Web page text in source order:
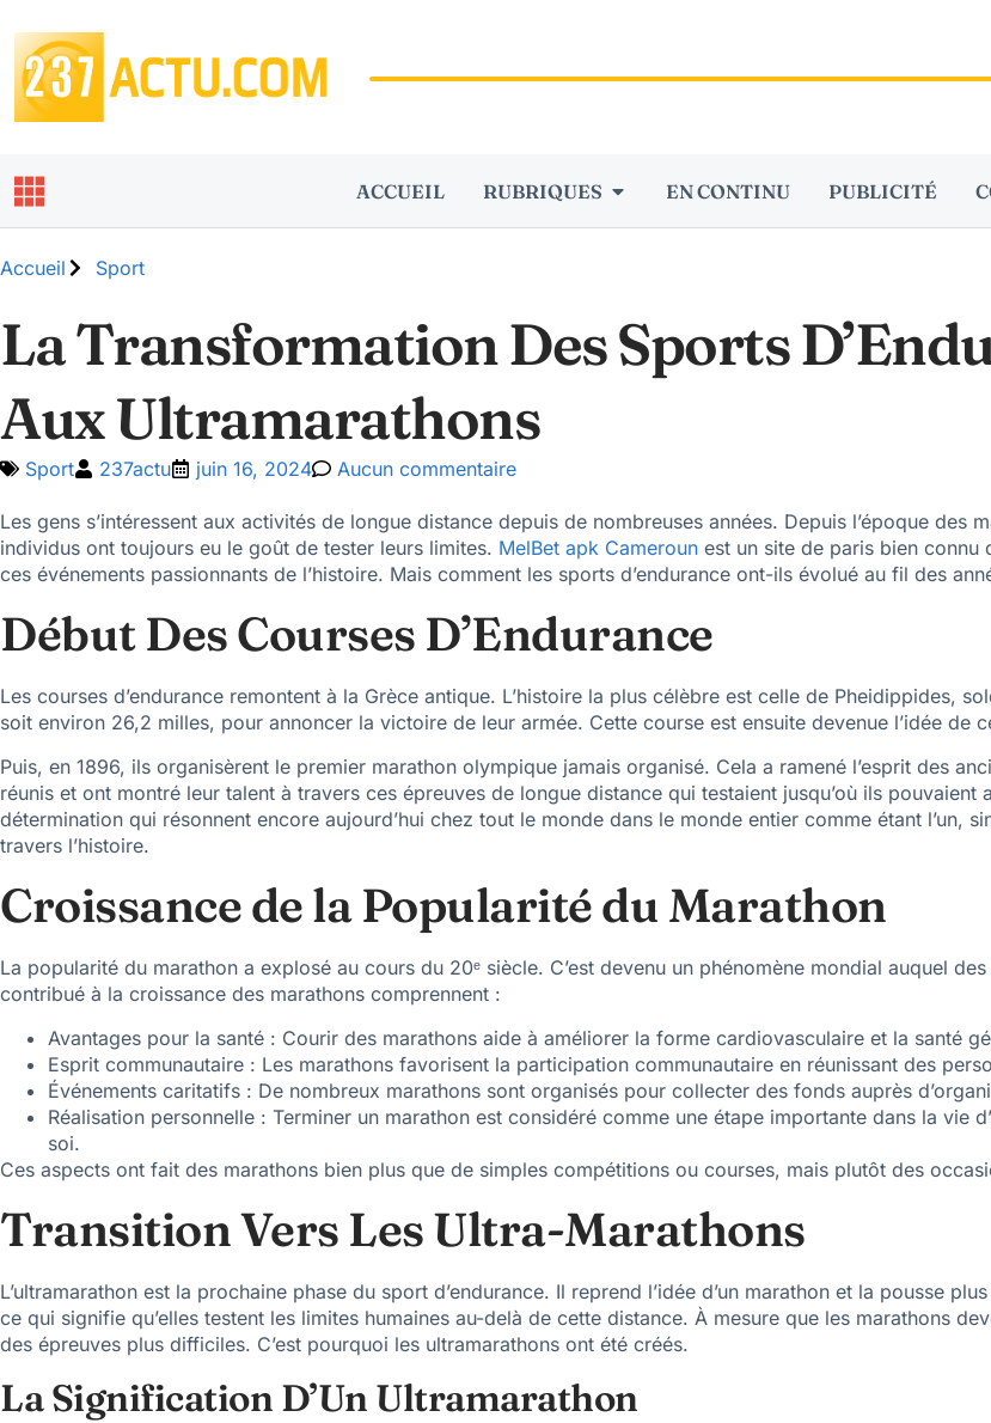
ACCUEIL RUBRIQUES EN CONTINU PUBLICITÉ
Accueil Sport
La Transformation Des Sports
Aux Ultramarathons
Sport 237actu juin 16, 2024 Aucun commentaire
Les gens s’intéressent aux activités de longue distance depuis de nombreuses années. Depuis l’époque des
individus ont toujours eu le goût de tester leurs limites. MelBet apk Cameroun est un site de paris bien
ces événements passionnants de l’histoire. Mais comment les sports d’endurance ont-ils évolué au fil des
Début Des Courses D’Endurance
Les courses d’endurance remontent à la Grèce antique. L’histoire la plus célèbre est celle de Pheidippides,
soit environ 26,2 milles, pour annoncer la victoire de leur armée. Cette course est ensuite devenue l’idée de
Puis, en 1896, ils organisèrent le premier marathon olympique jamais organisé. Cela a ramené l’esprit des
réunis et ont montré leur talent à travers ces épreuves de longue distance qui testaient jusqu’où ils pouvaient
détermination qui résonnent encore aujourd’hui chez tout le monde dans le monde entier comme étant l’un,
travers l’histoire.
Croissance de la Popularité du Marathon
La popularité du marathon a explosé au cours du 20ᵉ siècle. C’est devenu un phénomène mondial auquel
contribué à la croissance des marathons comprennent :
Avantages pour la santé : Courir des marathons aide à améliorer la forme cardiovasculaire et la santé
Esprit communautaire : Les marathons favorisent la participation communautaire en réunissant des
Événements caritatifs : De nombreux marathons sont organisés pour collecter des fonds auprès
Réalisation personnelle : Terminer un marathon est considéré comme une étape importante dans la vie
soi.
Ces aspects ont fait des marathons bien plus que de simples compétitions ou courses, mais plutôt des
Transition Vers Les Ultra-Marathons
L’ultramarathon est la prochaine phase du sport d’endurance. Il reprend l’idée d’un marathon et la pousse
ce qui signifie qu’elles testent les limites humaines au-delà de cette distance. À mesure que les marathons
des épreuves plus difficiles. C’est pourquoi les ultramarathons ont été créés.
La Signification D’Un Ultramarathon